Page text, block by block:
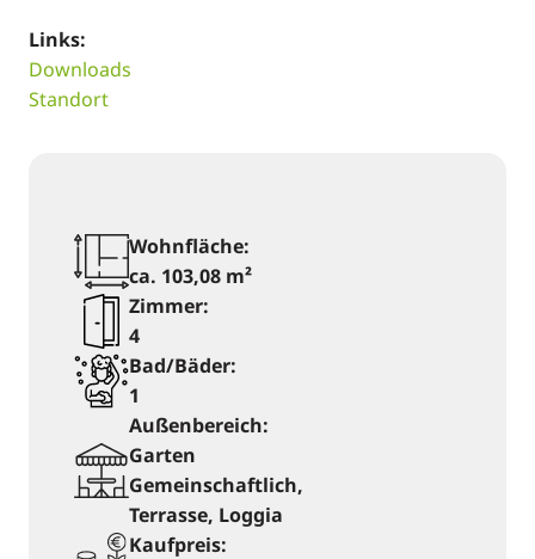
Links:
Downloads
Standort
Wohnfläche:
ca. 103,08 m²
Zimmer:
4
Bad/Bäder:
1
Außenbereich:
Garten
Gemeinschaftlich,
Terrasse, Loggia
Kaufpreis: